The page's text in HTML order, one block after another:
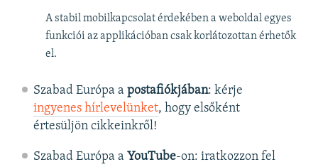
A stabil mobilkapcsolat érdekében a weboldal egyes
funkciói az applikációban csak korlátozottan érhetők
el.
Szabad Európa a postafiókjában: kérje
ingyenes hírlevelünket, hogy elsőként
értesüljön cikkeinkről!
Szabad Európa a YouTube-on: iratkozzon fel